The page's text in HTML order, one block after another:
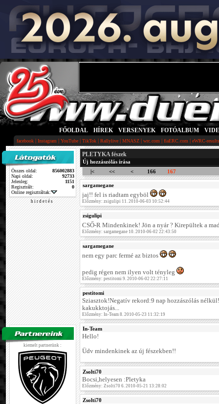
FŐOLDAL HÍREK VERSENYEK FOTÓALBUM
facebook | Instagram | YouTube | TikTok | Rallylive | MNASZ | wrc.com | fiaERC.com | eWRC-
Összes oldal:
856002883
Napi oldal:
92733
Jelenleg:
1151
Regisztrált:
0
Online regisztráltak:
h i r d e t é s
kiemelt partnerünk :
PLETYKA fészek
Új hozzászólás írása
|<
<< < 166 167
sargamegane
jaj!! fel is riadtam egyböl
Előzmény: zsigulipi 11. 2010-06-03 10:52:44
zsigulipi
CSŐ-R Mindenkinek! Jön a nyár ? Kirepültek a
Előzmény: sargamegane 10. 2010-06-02 22:43:50
sargamegane
nem egy parc fermé az biztos
pedig régen nem ilyen volt tényleg
Előzmény: pestitomi 9. 2010-06-02 22:27:11
pestitomi
Sziasztok!Negatív rekord:9 nap hozzászólás
kakukktojás...
Előzmény: In-Team 8. 2010-05-23 11:32:19
In-Team
Hello!
Üdv mindenkinek az új fészekben!!
Zsolti70
Bocsi,helyesen :Pletyka
Előzmény: Zsolti70 6. 2010-05-21 13:28:02
Zsolti70